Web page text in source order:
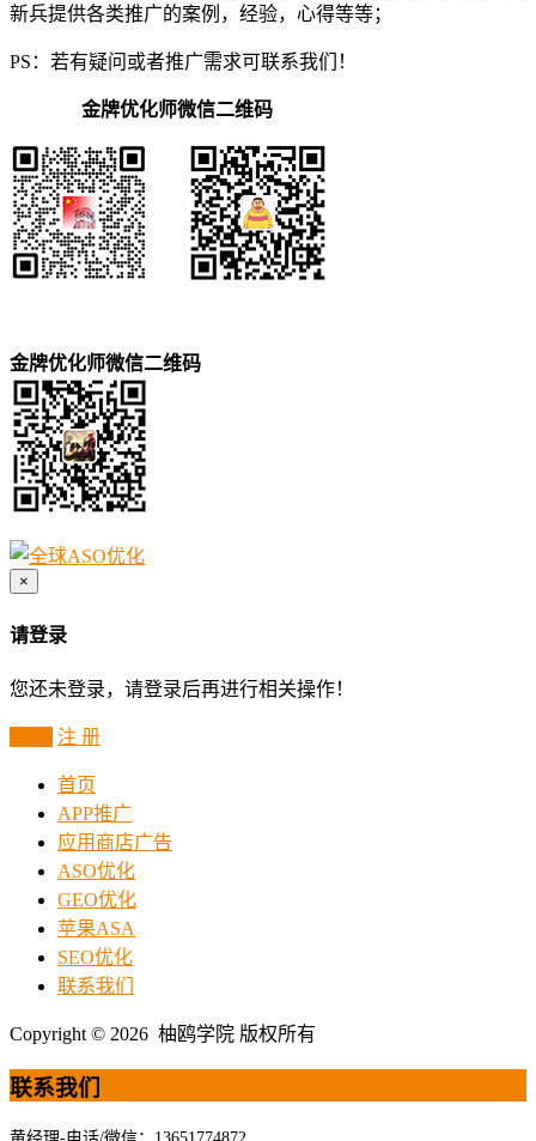
新兵提供各类推广的案例，经验，心得等等；
PS：若有疑问或者推广需求可联系我们！
金牌优化师微信二维码
金牌优化师微信二维码
×
请登录
您还未登录，请登录后再进行相关操作！
注 册
首页
APP推广
应用商店广告
ASO优化
GEO优化
苹果ASA
SEO优化
联系我们
Copyright © 2026 柚鸥学院 版权所有
联系我们